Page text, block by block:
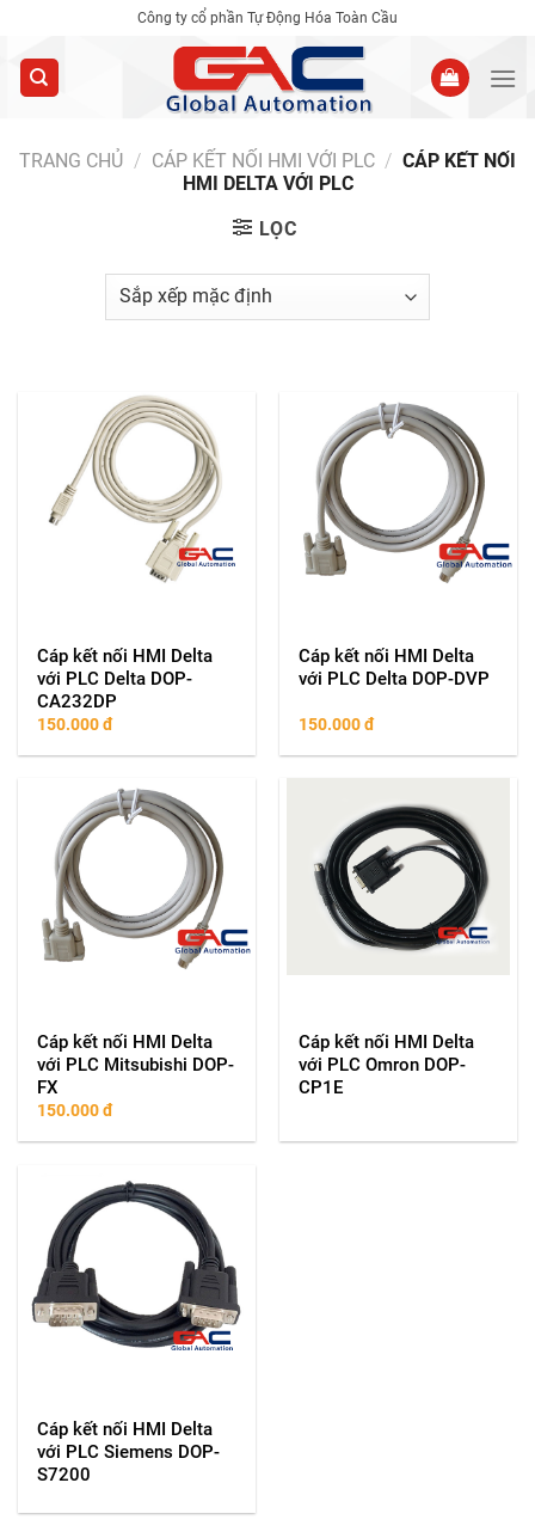
content
Công ty cổ phần Tự Động Hóa Toàn Cầu
TRANG CHỦ / CÁP KẾT NỐI HMI VỚI PLC / CÁP KẾT NỐI
HMI DELTA VỚI PLC
LỌC
Cáp kết nối HMI Delta
với PLC Delta DOP-
CA232DP
150.000đ
Cáp kết nối HMI Delta
với PLC Delta DOP-DVP
150.000đ
Cáp kết nối HMI Delta
với PLC Mitsubishi DOP-
FX
150.000đ
Cáp kết nối HMI Delta
với PLC Omron DOP-
CP1E
Cáp kết nối HMI Delta
với PLC Siemens DOP-
S7200